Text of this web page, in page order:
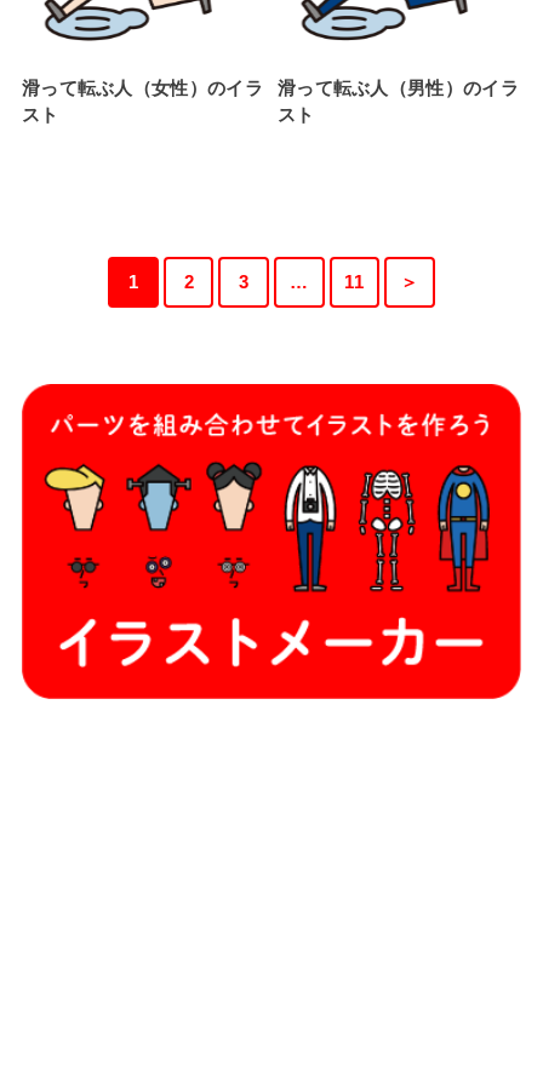
滑って転ぶ人（女性）のイラ
スト
滑って転ぶ人（男性）のイラ
スト
1 2 3 … 11 ＞